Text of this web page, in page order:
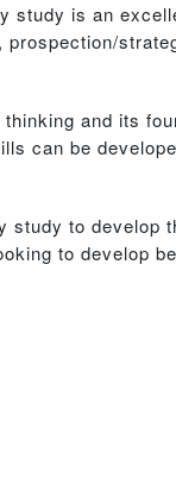
study is an
and its
can be
to develop
to develop